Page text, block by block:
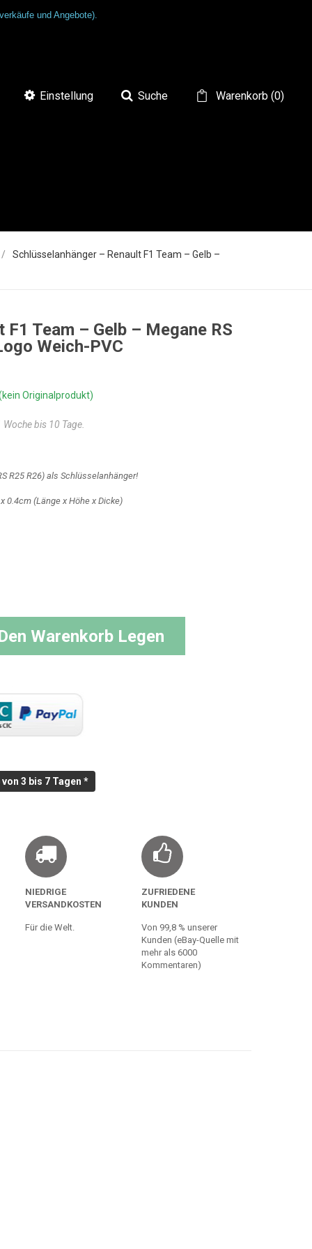
und Angebote).
Warenkorb(0)
Suche
Einstellung
Schlüsselanhänger – Renault F1 Team – Gelb –
Team – Gelb – Megane RS
Weich-PVC
Originalprodukt)
bis 10 Tage.
R25 R26) als Schlüsselanhänger!
0.4cm(Länge x Höhe x Dicke)
Warenkorb Legen
3 bis 7 Tagen *
NIEDRIGE
VERSANDKOSTEN
Für die Welt.
ZUFRIEDENE
KUNDEN
Von 99,8 % unserer
Kunden (eBay-Quelle mit
mehr als 6000
Kommentaren)